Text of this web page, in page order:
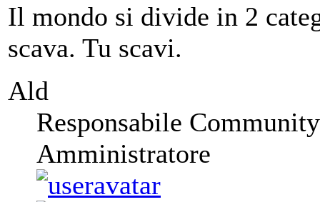
Il mondo si divide in 2
scava. Tu scavi.
Ald
Responsabile Community
Amministratore